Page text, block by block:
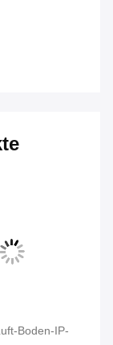
Boden-IP-